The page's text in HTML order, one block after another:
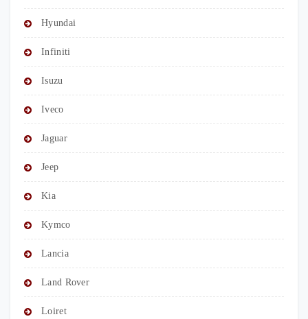
Hyundai
Infiniti
Isuzu
Iveco
Jaguar
Jeep
Kia
Kymco
Lancia
Land Rover
Loiret